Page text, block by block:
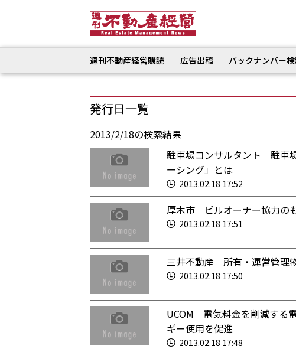
週刊不動産経営購読 広告出稿 バックナンバー
発行日一覧
2013/2/18の検索結果
駐車場コンサルタント 駐車
ーシング」とは
2013.02.18 17:52
厚木市 ビルオーナー協力の
2013.02.18 17:51
三井不動産 所有・運営管理
2013.02.18 17:50
UCOM 電気料金を削減する
ギー使用を促進
2013.02.18 17:48